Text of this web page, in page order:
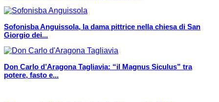
Sofonisba Anguissola, la dama pittrice nella chiesa di San
Giorgio dei...
Don Carlo d’Aragona Tagliavia: “il Magnus Siculus” tra
potere, fasto e...